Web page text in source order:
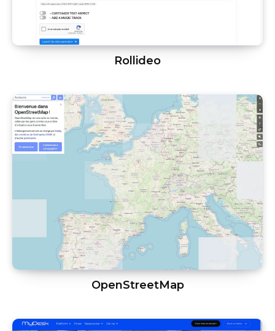
Rollideo
OpenStreetMap